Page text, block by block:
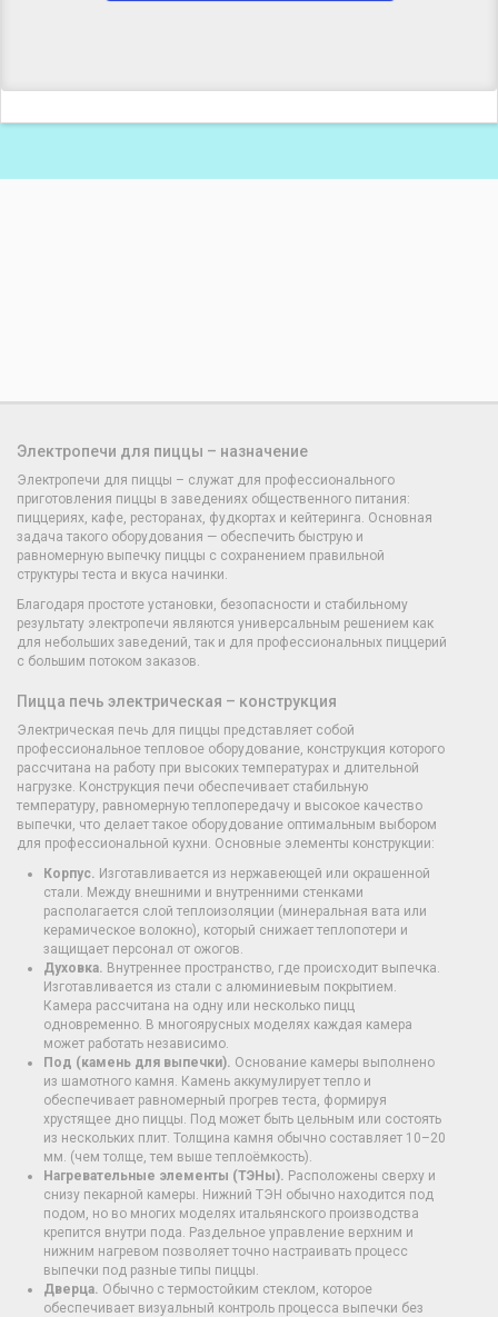
Электропечи для пиццы – назначение
Электропечи для пиццы – служат для профессионального
приготовления пиццы в заведениях общественного питания:
пиццериях, кафе, ресторанах, фудкортах и кейтеринга. Основная
задача такого оборудования — обеспечить быструю и
равномерную выпечку пиццы с сохранением правильной
структуры теста и вкуса начинки.
Благодаря простоте установки, безопасности и стабильному
результату электропечи являются универсальным решением как
для небольших заведений, так и для профессиональных пиццерий
с большим потоком заказов.
Пицца печь электрическая – конструкция
Электрическая печь для пиццы представляет собой
профессиональное тепловое оборудование, конструкция которого
рассчитана на работу при высоких температурах и длительной
нагрузке. Конструкция печи обеспечивает стабильную
температуру, равномерную теплопередачу и высокое качество
выпечки, что делает такое оборудование оптимальным выбором
для профессиональной кухни. Основные элементы конструкции:
Корпус. Изготавливается из нержавеющей или окрашенной
стали. Между внешними и внутренними стенками
располагается слой теплоизоляции (минеральная вата или
керамическое волокно), который снижает теплопотери и
защищает персонал от ожогов.
Духовка. Внутреннее пространство, где происходит выпечка.
Изготавливается из стали с алюминиевым покрытием.
Камера рассчитана на одну или несколько пицц
одновременно. В многоярусных моделях каждая камера
может работать независимо.
Под (камень для выпечки). Основание камеры выполнено
из шамотного камня. Камень аккумулирует тепло и
обеспечивает равномерный прогрев теста, формируя
хрустящее дно пиццы. Под может быть цельным или состоять
из нескольких плит. Толщина камня обычно составляет 10–20
мм. (чем толще, тем выше теплоёмкость).
Нагревательные элементы (ТЭНы). Расположены сверху и
снизу пекарной камеры. Нижний ТЭН обычно находится под
подом, но во многих моделях итальянского производства
крепится внутри пода. Раздельное управление верхним и
нижним нагревом позволяет точно настраивать процесс
выпечки под разные типы пиццы.
Дверца. Обычно с термостойким стеклом, которое
обеспечивает визуальный контроль процесса выпечки без